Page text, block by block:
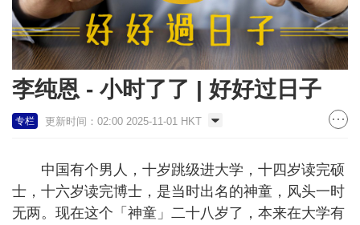
李纯恩 - 小时了了 | 好好过日子
专栏 更新时间：02:00 2025-11-01 HKT
中国有个男人，十岁跳级进大学，十四岁读完硕
士，十六岁读完博士，是当时出名的神童，风头一时
无两。现在这个「神童」二十八岁了，本来在大学有